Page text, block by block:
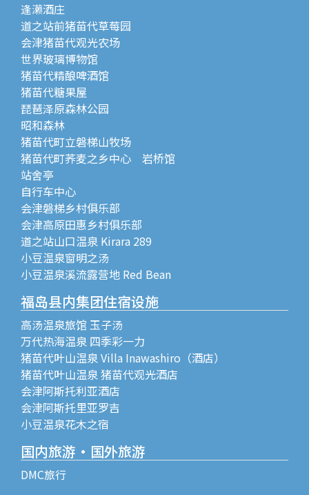
逢濑酒庄
道之站前猪苗代草莓园
会津猪苗代观光农场
世界玻璃博物馆
猪苗代精酿啤酒馆
猪苗代糖果屋
琵琶泽原森林公园
昭和森林
猪苗代町立磐梯山牧场
猪苗代町荞麦之乡中心 岩桥馆
站舍亭
自行车中心
会津磐梯乡村俱乐部
会津高原田惠乡村俱乐部
道之站山口温泉 Kirara 289
小豆温泉窗明之汤
小豆温泉溪流露营地 Red Bean
福岛县内集团住宿设施
高汤温泉旅馆 玉子汤
万代热海温泉 四季彩一力
猪苗代叶山温泉 Villa Inawashiro（酒店）
猪苗代叶山温泉 猪苗代观光酒店
会津阿斯托利亚酒店
会津阿斯托里亚罗吉
小豆温泉花木之宿
国内旅游・国外旅游
DMC旅行